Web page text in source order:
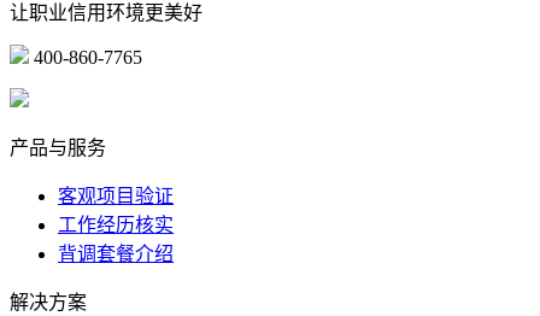
让职业信用环境更美好
400-860-7765
产品与服务
客观项目验证
工作经历核实
背调套餐介绍
解决方案